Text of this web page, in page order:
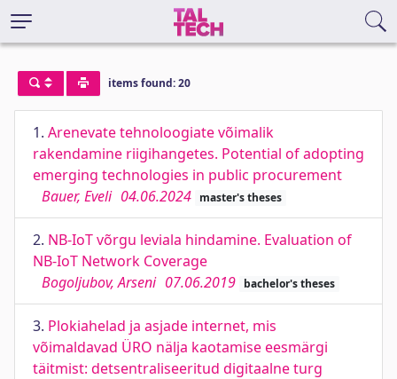
items found: 20
1. Arenevate tehnoloogiate võimalik
rakendamine riigihangetes. Potential of adopting
emerging technologies in public procurement
Bauer, Eveli 04.06.2024 master's theses
2. NB-IoT võrgu leviala hindamine. Evaluation of
NB-IoT Network Coverage
Bogoljubov, Arseni 07.06.2019 bachelor's theses
3. Plokiahelad ja asjade internet, mis
võimaldavad ÜRO nälja kaotamise eesmärgi
täitmist: detsentraliseeritud digitaalne turg